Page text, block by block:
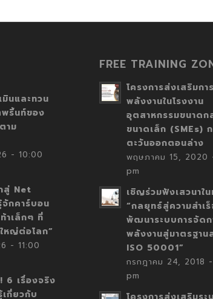
มินและทวน
ริ้นท์ของ
าม
- 10:00
สู่ Net
จักคาร์บอน
าเล็กๆ ที่
หญ่ต่อโลก”
- 11:00
6 เรื่องจริง
กี่ยวกับ
FREE TRAINING
โครงการส่งเสริมก
พลังงานในโรงงาน
อุตสาหกรรมขนาดก
ขนาดเล็ก (SMEs)
ตะวันออกตอนล่าง
พฤษภาคม 15, 2020
pm
เชิญร่วมฟังเสวนาใ
“กลยุทธ์สู่ความสำเร็
พัฒนาระบบการจัดก
พลังงานสู่มาตรฐาน
ISO 50001”
กรกฎาคม 24, 2018
pm